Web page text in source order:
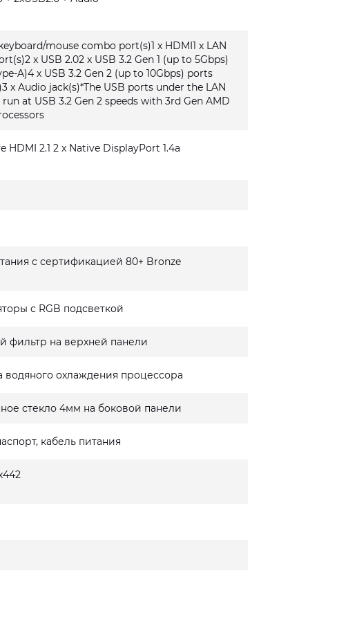
mouse combo port(s)1 x HDMI1 x LAN
x USB 2.02 x USB 3.2 Gen 1 (up to 5Gbps)
A)4 x USB 3.2 Gen 2 (up to 10Gbps) ports
x Audio jack(s)*The USB ports under the LAN
at USB 3.2 Gen 2 speeds with 3rd Gen AMD
HDMI 2.1 2 x Native DisplayPort 1.4a
с сертификацией 80+ Bronze
с RGB подсветкой
фильтр на верхней панели
водяного охлаждения процессора
стекло 4мм на боковой панели
кабель питания